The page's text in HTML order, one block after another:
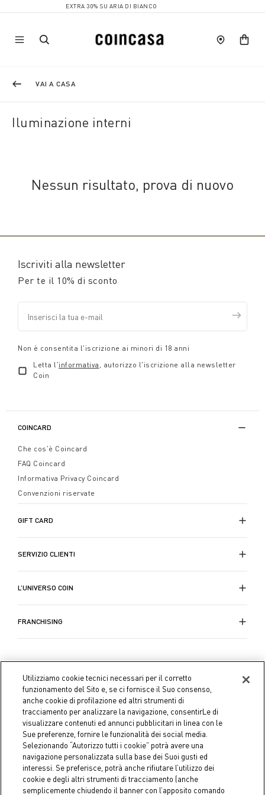
EXTRA 30% SU ARIA DI BIANCO
VAI A CASA
Iluminazione interni
Nessun risultato, prova di nuovo
Iscriviti alla newsletter
Per te il 10% di sconto
Non è consentita l'iscrizione ai minori di 18 anni
Letta l'informativa , autorizzo l'iscrizione alla newsletter
Coin
COINCARD
Che cos'è Coincard
FAQ Coincard
Informativa Privacy Coincard
Convenzioni riservate
GIFT CARD
SERVIZIO CLIENTI
L’UNIVERSO COIN
FRANCHISING
Utilizziamo cookie tecnici necessari per il corretto
funzionamento del Sito e, se ci fornisce il Suo consenso,
anche cookie di profilazione ed altri strumenti di
tracciamento per analizzare la navigazione, consentirLe di
visualizzare contenuti ed annunci pubblicitari in linea con le
Sue preferenze, fornire le funzionalità dei social media.
Selezionando “Autorizzo tutti i cookie” potrà avere una
navigazione personalizzata sulla base dei Suoi gusti ed
interessi. Se preferisce, potrà anche rifiutare l’utilizzo dei
cookie e degli altri strumenti di tracciamento (anche
semplicemente chiudendo il banner con l’apposito comando